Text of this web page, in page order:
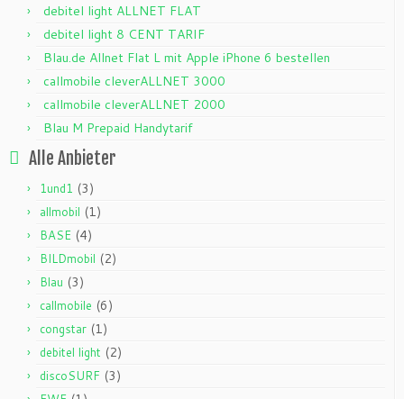
debitel light ALLNET FLAT
debitel light 8 CENT TARIF
Blau.de Allnet Flat L mit Apple iPhone 6 bestellen
callmobile cleverALLNET 3000
callmobile cleverALLNET 2000
Blau M Prepaid Handytarif
Alle Anbieter
1und1 (3)
allmobil (1)
BASE (4)
BILDmobil (2)
Blau (3)
callmobile (6)
congstar (1)
debitel light (2)
discoSURF (3)